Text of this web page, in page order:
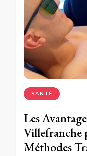
SANTÉ
Les
Villefranche
Méthodes